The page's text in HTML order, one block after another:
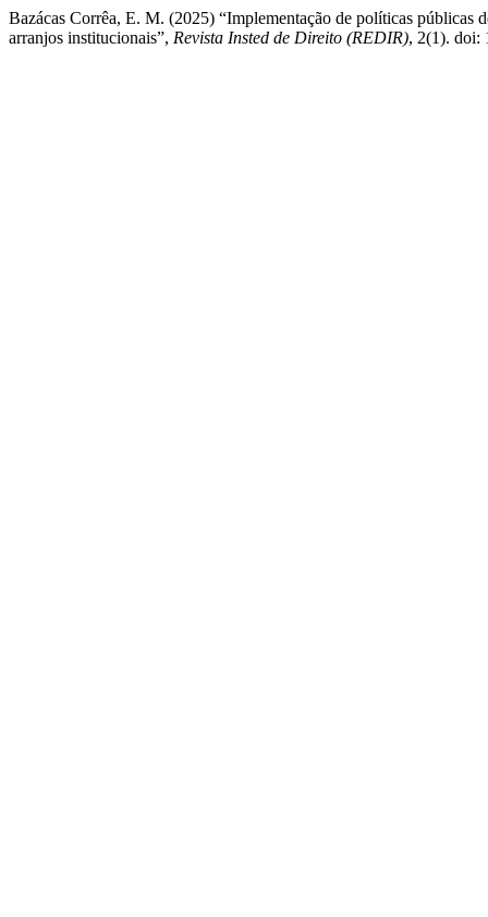
Bazácas Corrêa, E. M. (2025) “Implementação de políticas públicas
arranjos institucionais”, Revista Insted de Direito (REDIR), 2(1). doi: